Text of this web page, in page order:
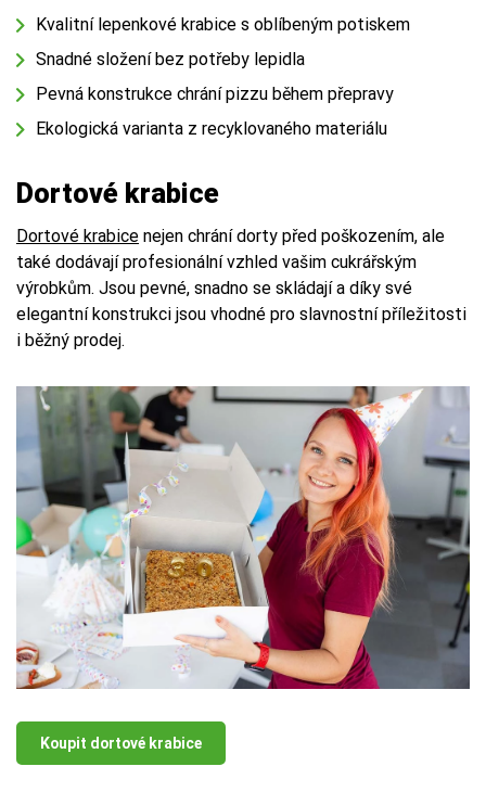
Kvalitní lepenkové krabice s oblíbeným potiskem
Snadné složení bez potřeby lepidla
Pevná konstrukce chrání pizzu během přepravy
Ekologická varianta z recyklovaného materiálu
Dortové krabice
Dortové krabice nejen chrání dorty před poškozením, ale
také dodávají profesionální vzhled vašim cukrářským
výrobkům. Jsou pevné, snadno se skládají a díky své
elegantní konstrukci jsou vhodné pro slavnostní příležitosti
i běžný prodej.
Koupit dortové krabice